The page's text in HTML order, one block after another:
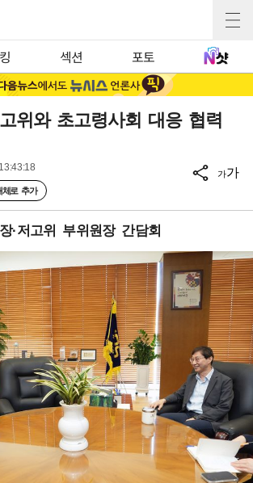
섹션 포토
위와 초고령사회 대응 협력
체로 추가
가가
·저고위 부위원장 간담회